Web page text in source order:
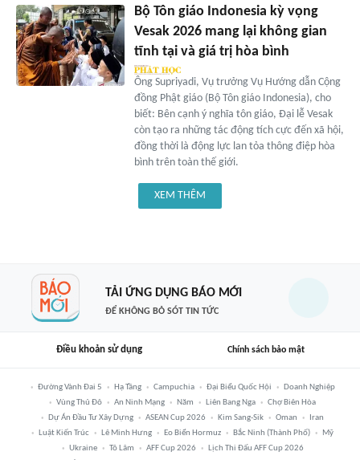
Bộ Tôn giáo Indonesia kỳ vọng
Vesak 2026 mang lại không gian
tĩnh tại và giá trị hòa bình
Ông Supriyadi, Vụ trưởng Vụ Hướng dẫn Cộng
đồng Phật giáo (Bộ Tôn giáo Indonesia), cho
biết: Bên cạnh ý nghĩa tôn giáo, Đại lễ Vesak
còn tạo ra những tác động tích cực đến xã hội,
đồng thời là động lực lan tỏa thông điệp hòa
bình trên toàn thế giới.
XEM THÊM
TẢI ỨNG DỤNG BÁO MỚI
ĐỂ KHÔNG BỎ SÓT TIN TỨC
Điều khoản sử dụng Chính sách bảo mật
Đường Vành Đai 5 Hạ Tầng Campuchia Đại Biểu Quốc Hội
Doanh Nghiệp
Vùng Thủ Đô
An Ninh Mạng Năm Liên Bang Nga
Chợ Biên Hòa
Dự Án Đầu Tư Xây Dựng
ASEAN Cup 2026 Kim Sang-Sik Oman
Iran
Luật Kiến Trúc
Lê Minh Hưng Eo Biển Hormuz Bắc Ninh (thành Phố)
Mỹ
Ukraine
Tô Lâm AFF Cup 2026
Lịch Thi Đấu AFF Cup 2026